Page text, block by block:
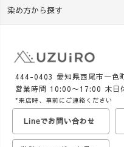
染め方から探す
444-0403 愛知県西尾市一色
営業時間 10:00〜17:00 木日
*来店時、事前にご連絡ください
Lineでお問い合わせ